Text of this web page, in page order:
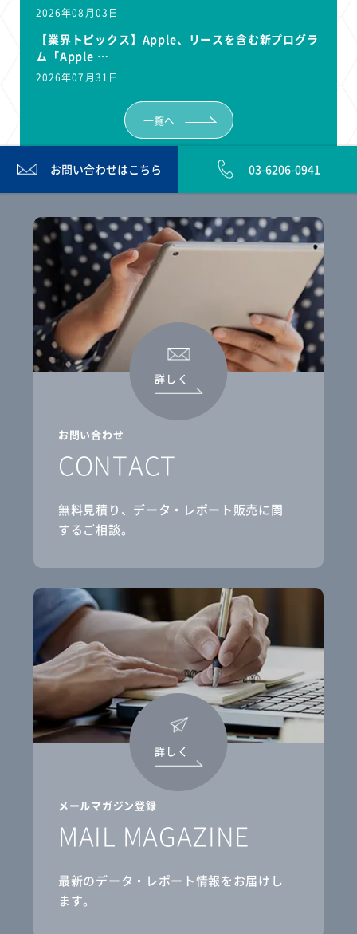
2026年08月03日
【業界トピックス】Apple、リースを含む新プログラ
ム「Apple …
2026年07月31日
一覧へ
お問い合わせはこちら 03-6206-0941
お問い合わせ
CONTACT
無料見積り、データ・レポート販売に関
するご相談。
詳しく
メールマガジン登録
MAIL MAGAZINE
最新のデータ・レポート情報をお届けし
ます。
詳しく